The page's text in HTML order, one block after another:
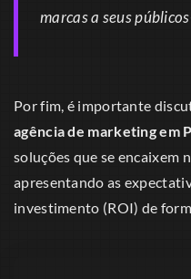
marcas a seus
Por fim, é importante
agência de marketing em
soluções que se encaixem
apresentando as
investimento (ROI) de